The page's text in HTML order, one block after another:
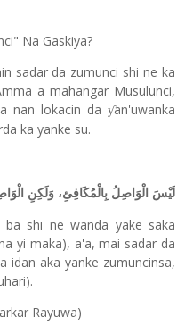
Na Gaskiya?
sadar da zumunci shi ne ka
a mahangar Musulunci,
nan lokacin da ƴan'uwanka
ka yanke su.
لَيْسَ الْوَاصِلُ بِالْمُكَافِئِ، وَلَكِنِ
shi ne wanda yake saka
yi maka), a'a, mai sadar da
idan aka yanke zumuncinsa,
Rayuwa)